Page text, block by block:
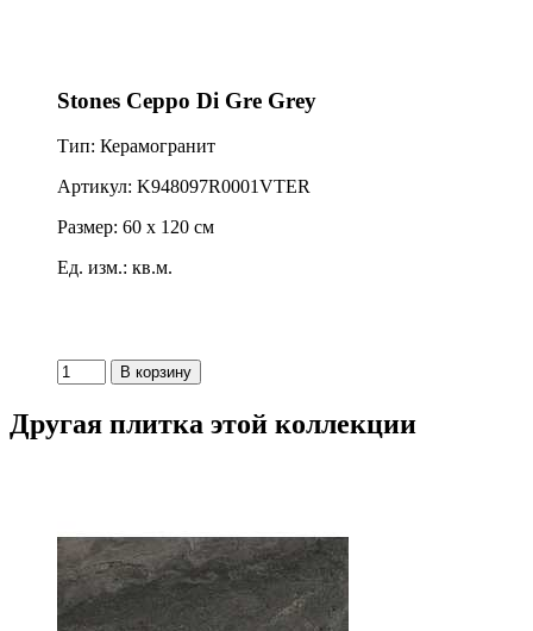
Stones Ceppo Di Gre Grey
Тип: Керамогранит
Артикул: K948097R0001VTER
Размер: 60 x 120 см
Ед. изм.: кв.м.
Другая плитка этой коллекции